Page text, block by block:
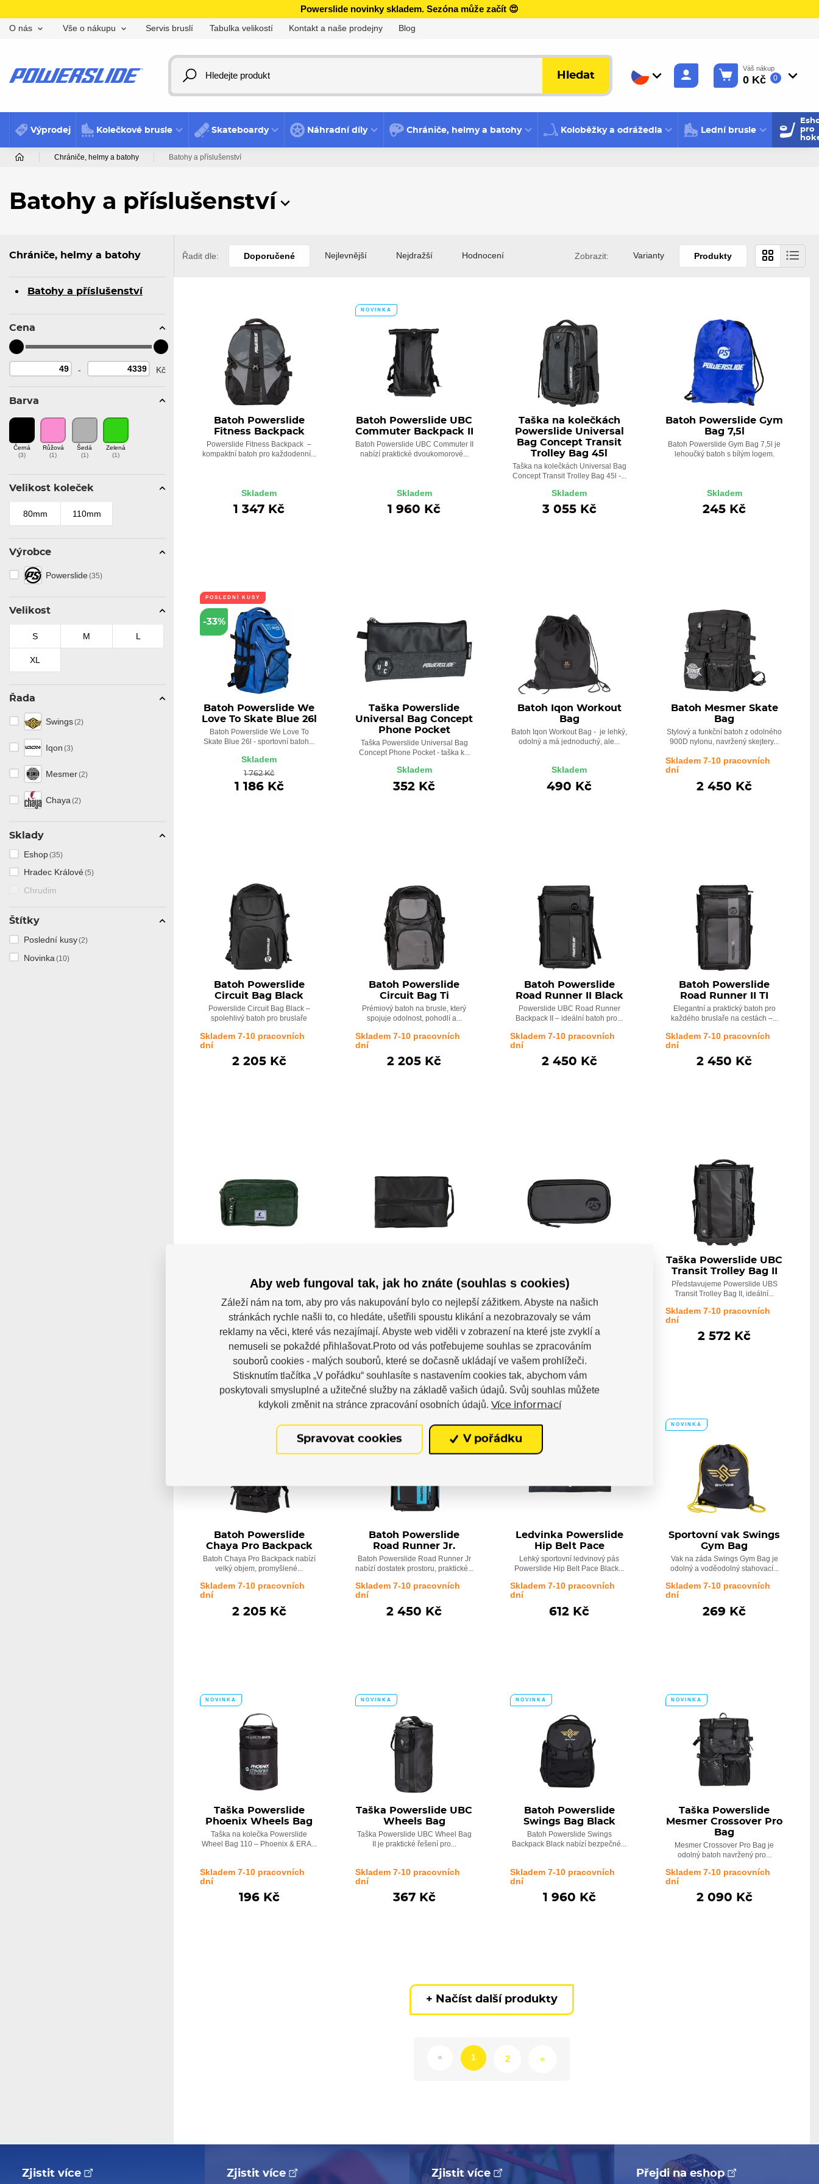
Powerslide novinky skladem. Sezóna může začít 😍
O nás Vše o nákupu Servis bruslí Tabulka velikostí Kontakt a naše prodejny Blog
Hledat
Váš nákup
0 Kč 0
Výprodej Kolečkové brusle Skateboardy Náhradní díly Chrániče, helmy a batohy Koloběžky a odrážedla Lední brusle
pro
Chrániče, helmy a batohy Batohy a příslušenství
Batohy a příslušenství
Chrániče, helmy a batohy
Batohy a příslušenství
Cena
- Kč
Barva
Černá
(3)
Růžová
(1)
Šedá
(1)
Zelená
(1)
Velikost koleček
80mm 110mm
Výrobce
Powerslide(35)
Velikost
S M L
XL
Řada
Swings(2)
Iqon (3)
Mesmer(2)
Chaya(2)
Sklady
Eshop(35)
Hradec Králové(5)
Chrudim
Štítky
Poslední kusy(2)
Novinka (10)
Řadit dle: Doporučené Nejlevnější Nejdražší Hodnocení Zobrazit: Varianty Produkty
Batoh Powerslide
Fitness Backpack
Powerslide Fitness Backpack –
kompaktní batoh pro každodenní...
Skladem
1 347 Kč
NOVINKA
Batoh Powerslide UBC
Commuter Backpack II
Batoh Powerslide UBC Commuter II
nabízí praktické dvoukomorové...
Skladem
1 960 Kč
Taška na kolečkách
Powerslide Universal
Bag Concept Transit
Trolley Bag 45l
Taška na kolečkách Universal Bag
Concept Transit Trolley Bag 45l -...
Skladem
3 055 Kč
Batoh Powerslide Gym
Bag 7,5l
Batoh Powerslide Gym Bag 7,5l je
lehoučký batoh s bílým logem.
Skladem
245 Kč
POSLEDNÍ KUSY
-33%
Batoh Powerslide We
Love To Skate Blue 26l
Batoh Powerslide We Love To
Skate Blue 26l - sportovní batoh...
Skladem
1 762 Kč
1 186 Kč
Taška Powerslide
Universal Bag Concept
Phone Pocket
Taška Powerslide Universal Bag
Concept Phone Pocket - taška k...
Skladem
352 Kč
Batoh Iqon Workout
Bag
Batoh Iqon Workout Bag - je lehký,
odolný a má jednoduchý, ale...
Skladem
490 Kč
Batoh Mesmer Skate
Bag
Stylový a funkční batoh z odolného
900D nylonu, navržený skejtery...
Skladem 7-10 pracovních
dní
2 450 Kč
Batoh Powerslide
Circuit Bag Black
Powerslide Circuit Bag Black –
spolehlivý batoh pro bruslaře
Skladem 7-10 pracovních
dní
2 205 Kč
Batoh Powerslide
Circuit Bag Ti
Prémiový batoh na brusle, který
spojuje odolnost, pohodlí a...
Skladem 7-10 pracovních
dní
2 205 Kč
Batoh Powerslide
Road Runner II Black
Powerslide UBC Road Runner
Backpack II – ideální batoh pro...
Skladem 7-10 pracovních
dní
2 450 Kč
Batoh Powerslide
Road Runner II TI
Elegantní a praktický batoh pro
každého bruslaře na cestách –...
Skladem 7-10 pracovních
dní
2 450 Kč
Chaya Fanny Bag Black spojuje
Skladem 7-10 pracovních
490 Kč
Powerslide UBC Pod II je dokonale
Skladem 7-10 pracovních
dní
367 Kč
Powerslide UBC Toolbox Edition II
Skladem 7-10 pracovních
dní
367 Kč
Taška Powerslide UBC
Transit Trolley Bag II
Představujeme Powerslide UBS
Transit Trolley Bag II, ideální...
Skladem 7-10 pracovních
dní
2 572 Kč
Batoh Powerslide
Chaya Pro Backpack
Batoh Chaya Pro Backpack nabízí
velký objem, promyšlené...
Skladem 7-10 pracovních
dní
2 205 Kč
NOVINKA
Batoh Powerslide
Road Runner Jr.
Batoh Powerslide Road Runner Jr
nabízí dostatek prostoru, praktické...
Skladem 7-10 pracovních
dní
2 450 Kč
NOVINKA
Ledvinka Powerslide
Hip Belt Pace
Lehký sportovní ledvinový pás
Powerslide Hip Belt Pace Black...
Skladem 7-10 pracovních
dní
612 Kč
NOVINKA
Sportovní vak Swings
Gym Bag
Vak na záda Swings Gym Bag je
odolný a voděodolný stahovací...
Skladem 7-10 pracovních
dní
269 Kč
NOVINKA
Taška Powerslide
Phoenix Wheels Bag
Taška na kolečka Powerslide
Wheel Bag 110 – Phoenix & ERA...
Skladem 7-10 pracovních
dní
196 Kč
NOVINKA
Taška Powerslide UBC
Wheels Bag
Taška Powerslide UBC Wheel Bag
II je praktické řešení pro...
Skladem 7-10 pracovních
dní
367 Kč
NOVINKA
Batoh Powerslide
Swings Bag Black
Batoh Powerslide Swings
Backpack Black nabízí bezpečné...
Skladem 7-10 pracovních
dní
1 960 Kč
NOVINKA
Taška Powerslide
Mesmer Crossover Pro
Bag
Mesmer Crossover Pro Bag je
odolný batoh navržený pro...
Skladem 7-10 pracovních
dní
2 090 Kč
+ Načíst další produkty
« 1 2 »
Zjistit více Zjistit více Zjistit více Přejdi na eshop
Aby web fungoval tak, jak ho znáte (souhlas s cookies)
Záleží nám na tom, aby pro vás nakupování bylo co nejlepší zážitkem. Abyste na našich
stránkách rychle našli to, co hledáte, ušetřili spoustu klikání a nezobrazovaly se vám
reklamy na věci, které vás nezajímají. Abyste web viděli v zobrazení na které jste zvyklí a
nemuseli se pokaždé přihlašovat.Proto od vás potřebujeme souhlas se zpracováním
souborů cookies - malých souborů, které se dočasně ukládají ve vašem prohlížeči.
Stisknutím tlačítka „V pořádku“ souhlasíte s nastavením cookies tak, abychom vám
poskytovali smysluplné a užitečné služby na základě vašich údajů. Svůj souhlas můžete
kdykoli změnit na stránce zpracování osobních údajů. Více informací
Spravovat cookies V pořádku